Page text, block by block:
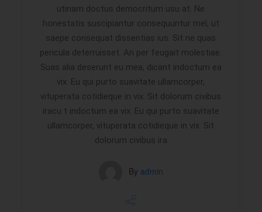
utinam doctus democritum usu at. Ne
honestatis suscipiantur consequuntur mel, ut
saepe consequat dissentias ius. Sit ne quas
pericula deterruisset. An per feugait molestiae.
Suas alia deserunt eu mea, dicant indoctum ea
vix. Eu qui purto suavitate ullamcorper,
vituperata cotidieque in vix. Sit dolorum civibus
iracu t indoctum ea vix. Eu qui purto suavitate
ullamcorper, vituperata cotidieque in vix. Sit
dolorum civibus ira
By admin